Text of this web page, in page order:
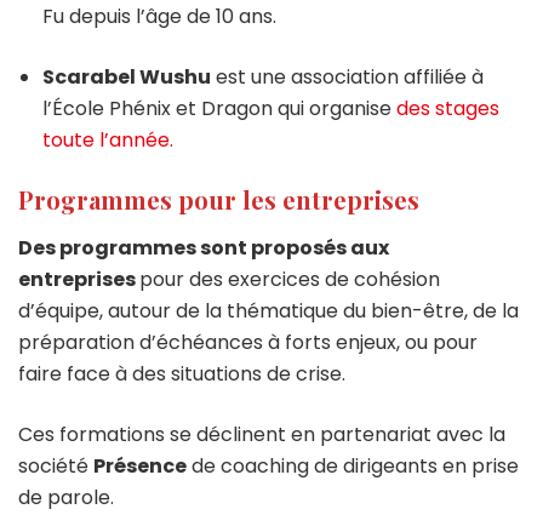
Fu depuis l’âge de 10 ans.
Scarabel Wushu est une association affiliée à
l’École Phénix et Dragon qui organisedes stages
toute l’année.
Programmes pour les entreprises
Des programmes sont proposés aux
entreprisespour des exercices de cohésion
d’équipe, autour de la thématique du bien-être, de la
préparation d’échéances à forts enjeux, ou pour
faire face à des situations de crise.
Ces formations se déclinent en partenariat avec la
société Présencede coaching de dirigeants en prise
de parole.